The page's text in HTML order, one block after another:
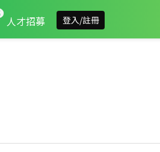
人才招募 登入/註冊